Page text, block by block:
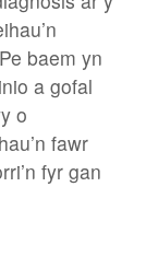
baem yn
a gofal
o
fawr
fyr gan